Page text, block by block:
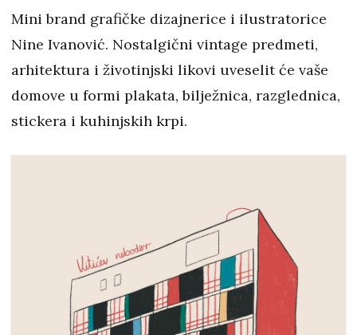
Mini brand grafičke dizajnerice i ilustratorice
Nine Ivanović. Nostalgični vintage predmeti,
arhitektura i životinjski likovi uveselit će vaše
domove u formi plakata, bilježnica, razglednica,
stickera i kuhinjskih krpi.